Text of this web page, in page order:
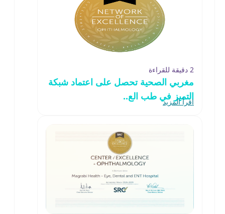
2 دقيقة للقراءة
مغربي الصحية تحصل على اعتماد شبكة
التميز في طب الع..
اقرأ المزيد